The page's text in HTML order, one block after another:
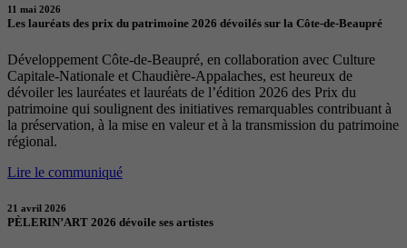
11 mai 2026
Les lauréats des prix du patrimoine 2026 dévoilés sur la Côte-de-Beaupré
Développement Côte-de-Beaupré, en collaboration avec Culture
Capitale-Nationale et Chaudière-Appalaches, est heureux de
dévoiler les lauréates et lauréats de l’édition 2026 des Prix du
patrimoine qui soulignent des initiatives remarquables contribuant à
la préservation, à la mise en valeur et à la transmission du patrimoine
régional.
Lire le communiqué
21 avril 2026
PÈLERIN’ART 2026 dévoile ses artistes